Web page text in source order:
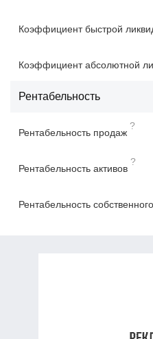
Коэффициент быстрой
Коэффициент абсолютной
Рентабельность
Рентабельность продаж
?
Рентабельность активов
?
Рентабельность